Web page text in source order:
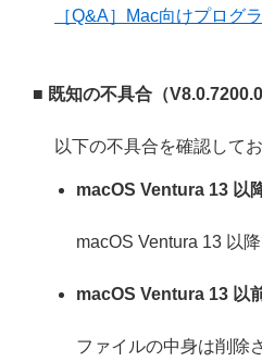
［Q&A］Mac向けプログ
■ 既知の不具合（V8.0.7200.0
以下の不具合を確認してお
macOS Ventura 13 以
macOS Ventura 13 以
macOS Ventura 13 以
ファイルの中身は削除